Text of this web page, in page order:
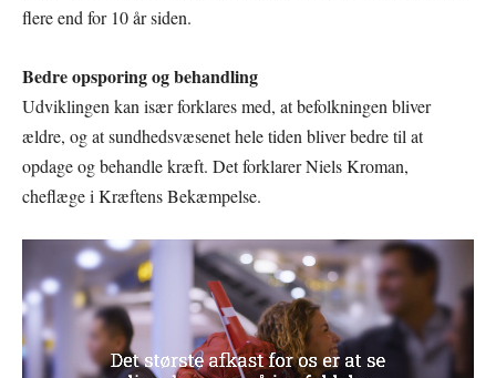
flere end for 10 år siden.
Bedre opsporing og behandling
Udviklingen kan især forklares med, at befolkningen bliver
ældre, og at sundhedsvæsenet hele tiden bliver bedre til at
opdage og behandle kræft. Det forklarer Niels Kroman,
cheflæge i Kræftens Bekæmpelse.